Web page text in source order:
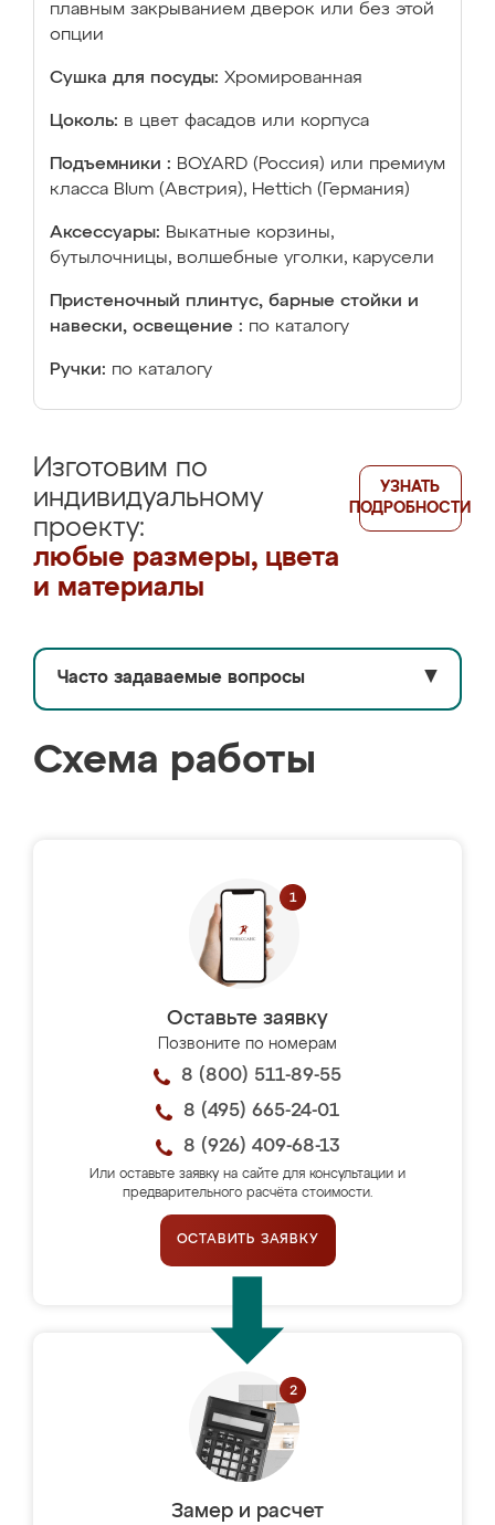
плавным закрыванием дверок или без этой
опции
Сушка для посуды: Хромированная
Цоколь: в цвет фасадов или корпуса
Подъемники : BOYARD (Россия) или премиум
класса Blum (Австрия), Hettich (Германия)
Аксессуары: Выкатные корзины,
бутылочницы, волшебные уголки, карусели
Пристеночный плинтус, барные стойки и
навески, освещение : по каталогу
Ручки: по каталогу
Изготовим по
индивидуальному
проекту:
любые размеры, цвета
и материалы
УЗНАТЬ
ПОДРОБНОСТИ
Часто задаваемые вопросы ▼
Схема работы
Оставьте заявку
Позвоните по номерам
8 (800) 511-89-55
8 (495) 665-24-01
8 (926) 409-68-13
Или оставьте заявку на сайте для консультации и
предварительного расчёта стоимости.
ОСТАВИТЬ ЗАЯВКУ
Замер и расчет